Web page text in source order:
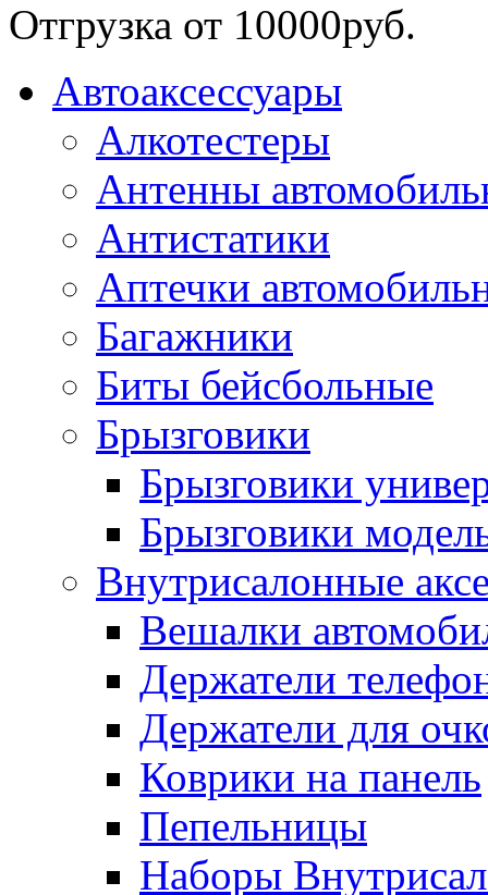
Отгрузка от 10000руб.
Автоаксессуары
Алкотестеры
Антенны
Антистатики
Аптечки
Багажники
Биты бейсбольные
Брызговики
Брызговики
Брызговики
Внутрисалонные
Вешалки
Держатели
Держатели для
Коврики на панель
Пепельницы
Наборы